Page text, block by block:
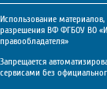
Использование
разрешения ВФ ФГБОУ ВО
правообладателя»
Запрещается
сервисами без